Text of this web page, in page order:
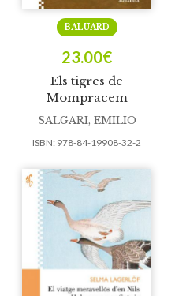
Els tigres de
Mompracem
BALUARD
23.00€
SALGARI, EMILIO
ISBN: 978-84-19908-32-2